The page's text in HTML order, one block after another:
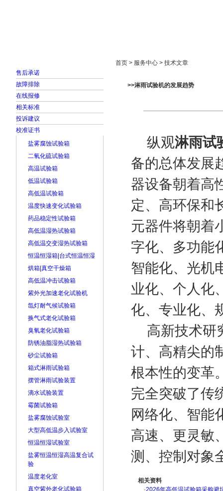
售后承诺
故障排除
在线报修
相关标准
投诉建议
校准证书
盐雾腐蚀试验箱
二氧化硫试验箱
高温试验箱
低温试验箱
高低温试验箱
温度快速变化试验箱
药品稳定性试验箱
高低温湿热试验箱
高低温交变湿热试验箱
恒温恒湿箱|台式恒温恒湿
烘箱|真空干燥箱
高低温冲击试验箱
紫外光加速老化试验机
氙灯耐气候试验箱
换气式老化试验箱
臭氧老化试验箱
防锈油脂湿热试验箱
砂尘试验箱
箱式淋雨试验箱
摆管淋雨试验装置
滴水试验装置
霉菌试验箱
盐雾腐蚀试验室
大型高低温步入试验室
恒温恒湿试验室
盐雾恒温恒湿高温复合试
验
温度老化室
真空紫外老化试验箱
首页 > 服务中心 > 技术文章
>>淋雨试验机的发展趋势
纵观淋雨试
备的总体发展
器设备朝着高
定、高环保和
元器件将朝着
字化、多功能
智能化、光机
业化、个人化
化、专业化、
高新技术研
计、高精尖的
根本性的变革
完全突破了传
网络化、智能
高速、更灵敏
测、控制对象
相关资料
·2026年高低温试验箱采购